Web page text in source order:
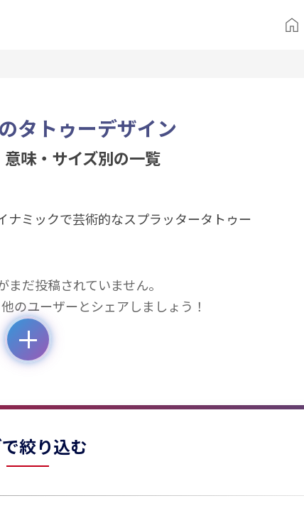
タトゥーデザイン
味・サイズ別の一覧
ナミックで芸術的なスプラッタータトゥー
まだ投稿されていません。
のユーザーとシェアしましょう！
絞り込む